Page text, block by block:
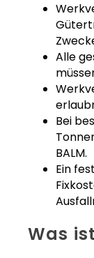
Alle
Bei
BALM.
Ein
Was